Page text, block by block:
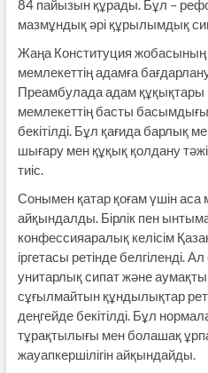
84 пайызын құрады. Бұл –
мазмұндық әрі құрылымдық
Жаңа Конституция
мемлекеттің адамға
Преамбулада адам
мемлекеттің басты басымдығы
бекітілді. Бұл қағида барлық
шығару мен құқық қолдану
тиіс.
Сонымен қатар қоғам үшін
айқындалды. Бірлік пен
конфессияаралық келісім
іргетасы ретінде белгіленді. Ал
унитарлық сипат және
сұғылмайтын құндылықтар
деңгейде бекітілді. Бұл
тұрақтылығы мен болашақ
жауапкершілігін айқындайды.